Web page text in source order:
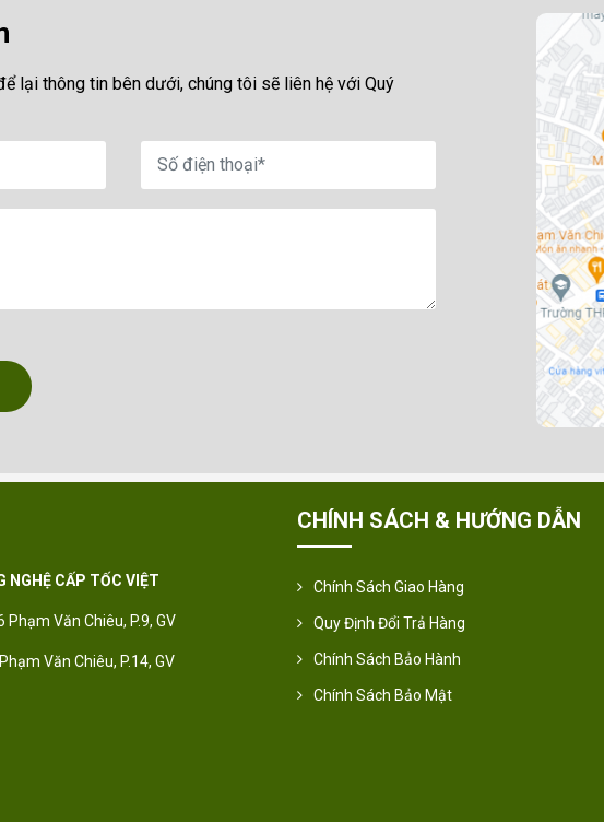
lại thông tin bên dưới, chúng tôi sẽ liên hệ với Quý
NGHỆ CẤP TỐC VIỆT
Văn Chiêu, P.9, GV
Văn Chiêu, P.14, GV
CHÍNH SÁCH & HƯỚNG DẪN
Chính Sách Giao Hàng
Quy Định Đổi Trả Hàng
Chính Sách Bảo Hành
Chính Sách Bảo Mật